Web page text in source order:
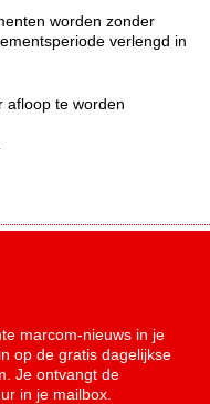
worden zonder
verlengd in
afloop te worden
marcom-nieuws in je
in op de gratis dagelijkse
Je ontvangt de
in je mailbox.